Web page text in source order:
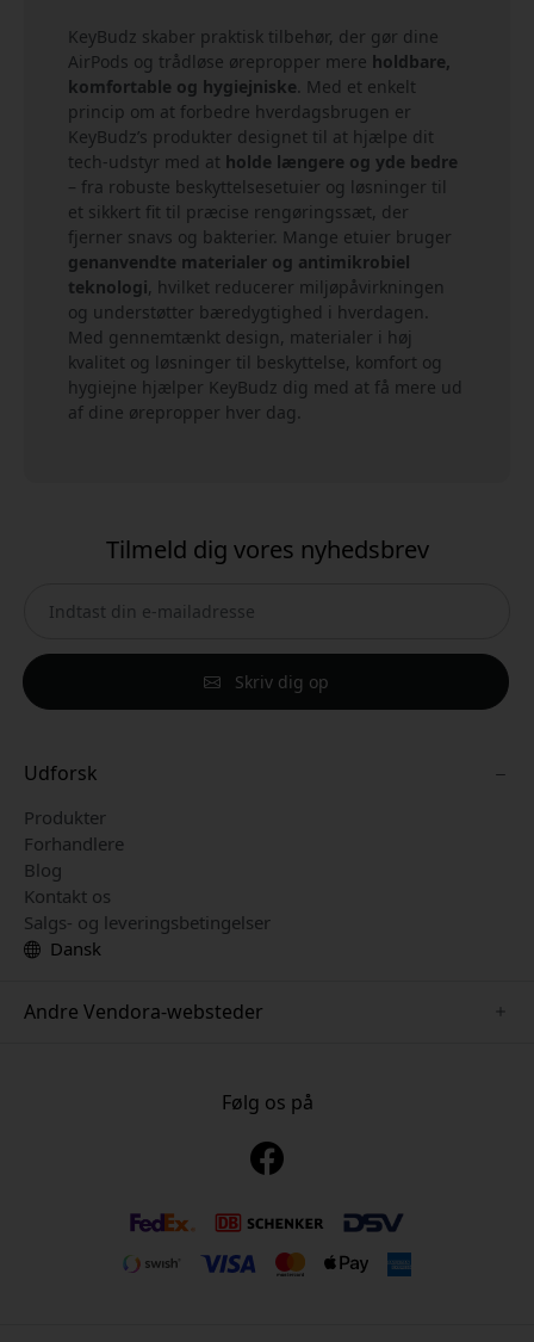
KeyBudz skaber praktisk tilbehør, der gør dine
AirPods og trådløse ørepropper mere holdbare,
komfortable og hygiejniske. Med et enkelt
princip om at forbedre hverdagsbrugen er
KeyBudz’s produkter designet til at hjælpe dit
tech-udstyr med at holde længere og yde bedre
– fra robuste beskyttelsesetuier og løsninger til
et sikkert fit til præcise rengøringssæt, der
fjerner snavs og bakterier. Mange etuier bruger
genanvendte materialer og antimikrobiel
teknologi, hvilket reducerer miljøpåvirkningen
og understøtter bæredygtighed i hverdagen.
Med gennemtænkt design, materialer i høj
kvalitet og løsninger til beskyttelse, komfort og
hygiejne hjælper KeyBudz dig med at få mere ud
af dine ørepropper hver dag.
Tilmeld dig vores nyhedsbrev
Skriv dig op
Udforsk
Produkter
Forhandlere
Blog
Kontakt os
Salgs- og leveringsbetingelser
Dansk
Andre Vendora-websteder
www.myfirst.se
Følg os på